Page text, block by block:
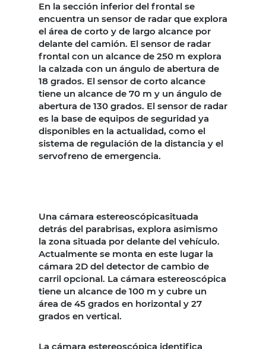
En la sección inferior del frontal se
encuentra un sensor de radar que explora
el área de corto y de largo alcance por
delante del camión. El sensor de radar
frontal con un alcance de 250 m explora
la calzada con un ángulo de abertura de
18 grados. El sensor de corto alcance
tiene un alcance de 70 m y un ángulo de
abertura de 130 grados. El sensor de radar
es la base de equipos de seguridad ya
disponibles en la actualidad, como el
sistema de regulación de la distancia y el
servofreno de emergencia.
Una cámara estereoscópicasituada
detrás del parabrisas, explora asimismo
la zona situada por delante del vehículo.
Actualmente se monta en este lugar la
cámara 2D del detector de cambio de
carril opcional. La cámara estereoscópica
tiene un alcance de 100 m y cubre un
área de 45 grados en horizontal y 27
grados en vertical.
La cámara estereoscópica identifica